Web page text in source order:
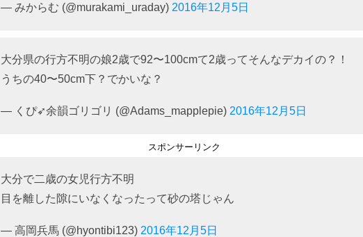
— みからむ (@murakami_uraday) 2016年12月5日
大分県の行方不明の娘2歳で92〜100cmて2歳ってそんなデカイの？！
うちの40〜50cm下？でかいな？
— くぴ➶余韻ゴリゴリ (@Adams_mapplepie) 2016年12月5日
スポンサーリンク
大分で二歳の女児行方不明
目を離した隙にいなくなったって砂の塔じゃん
— 高岡兵馬 (@hyontibi123) 2016年12月5日